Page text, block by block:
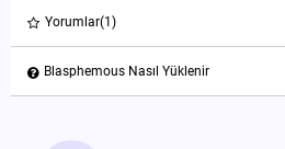
Yorumlar(1)
Blasphemous Nasıl Yüklenir